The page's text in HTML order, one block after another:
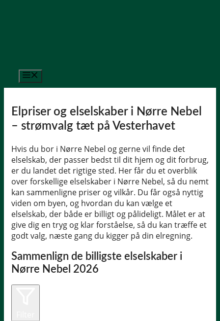
Elpriser og elselskaber i Nørre Nebel
– strømvalg tæt på Vesterhavet
Hvis du bor i Nørre Nebel og gerne vil finde det
elselskab, der passer bedst til dit hjem og dit forbrug,
er du landet det rigtige sted. Her får du et overblik
over forskellige elselskaber i Nørre Nebel, så du nemt
kan sammenligne priser og vilkår. Du får også nyttig
viden om byen, og hvordan du kan vælge et
elselskab, der både er billigt og pålideligt. Målet er at
give dig en tryg og klar forståelse, så du kan træffe et
godt valg, næste gang du kigger på din elregning.
Sammenlign de billigste elselskaber i
Nørre Nebel 2026